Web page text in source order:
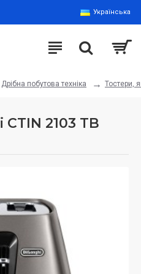
Українська
Дрібна побутова техніка Тостери,
2103 TB